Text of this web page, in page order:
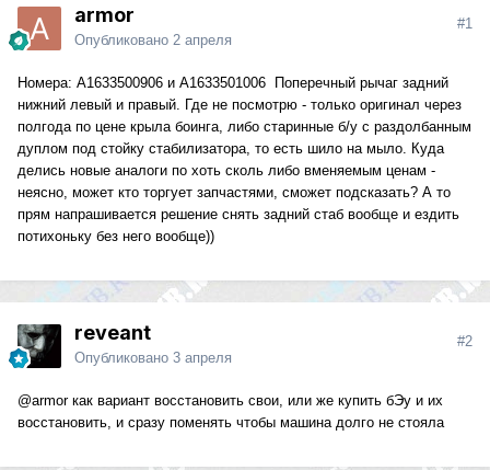
armor
Опубликовано 2 апреля
#1
Номера: A1633500906 и A1633501006 Поперечный рычаг задний
нижний левый и правый. Где не посмотрю - только оригинал через
полгода по цене крыла боинга, либо старинные б/у с раздолбанным
дуплом под стойку стабилизатора, то есть шило на мыло. Куда
делись новые аналоги по хоть сколь либо вменяемым ценам -
неясно, может кто торгует запчастями, сможет подсказать? А то
прям напрашивается решение снять задний стаб вообще и ездить
потихоньку без него вообще))
reveant
Опубликовано 3 апреля
#2
@armorкак вариант восстановить свои, или же купить бЭу и их
восстановить, и сразу поменять чтобы машина долго не стояла